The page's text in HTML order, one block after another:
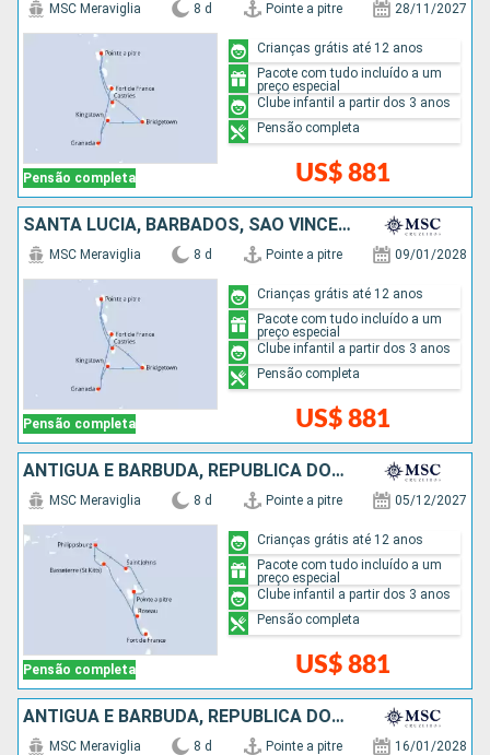
Pensão completa
MSC Meraviglia 8 d Pointe a pitre 28/11/2027
US$ 881
Crianças grátis até 12 anos
Pacote com tudo incluído a um
preço especial
Clube infantil a partir dos 3 anos
Pensão completa
SANTA LUCIA, BARBADOS, SÃO VINCENTE E GRANADINAS, GRENADA
Pensão completa
MSC Meraviglia 8 d Pointe a pitre 09/01/2028
US$ 881
Crianças grátis até 12 anos
Pacote com tudo incluído a um
preço especial
Clube infantil a partir dos 3 anos
Pensão completa
ANTIGUA E BARBUDA, REPUBLICA DOMINICANA
Pensão completa
MSC Meraviglia 8 d Pointe a pitre 05/12/2027
US$ 881
Crianças grátis até 12 anos
Pacote com tudo incluído a um
preço especial
Clube infantil a partir dos 3 anos
Pensão completa
ANTIGUA E BARBUDA, REPUBLICA DOMINICANA
MSC Meraviglia 8 d Pointe a pitre 16/01/2028